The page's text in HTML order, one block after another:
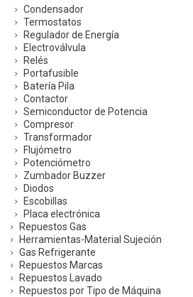
Condensador
Termostatos
Regulador de Energía
Electroválvula
Relés
Portafusible
Batería Pila
Contactor
Semiconductor de Potencia
Compresor
Transformador
Flujómetro
Potenciómetro
Zumbador Buzzer
Diodos
Escobillas
Placa electrónica
Repuestos Gas
Herramientas-Material Sujeción
Gas Refrigerante
Repuestos Marcas
Repuestos Lavado
Repuestos por Tipo de Máquina